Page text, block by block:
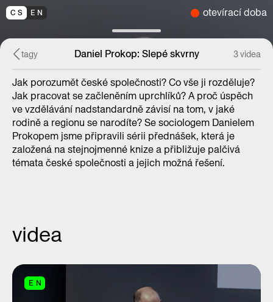
CS EN otevírací doba
tagy Daniel Prokop: Slepé skvrny 3 videa
Jak porozumět české společnosti? Co vše ji rozděluje?
Jak pracovat se začleněním uprchlíků? A proč úspěch
ve vzdělávání nadstandardně závisí na tom, v jaké
rodině a regionu se narodíte? Se sociologem Danielem
Prokopem jsme připravili sérii přednášek, která je
založená na stejnojmenné knize a přibližuje palčivá
témata české společnosti a jejich možná řešení.
videa
EN